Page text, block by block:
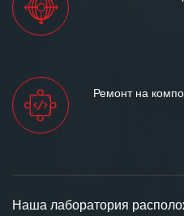
Ремонт на
Наша лаборатория